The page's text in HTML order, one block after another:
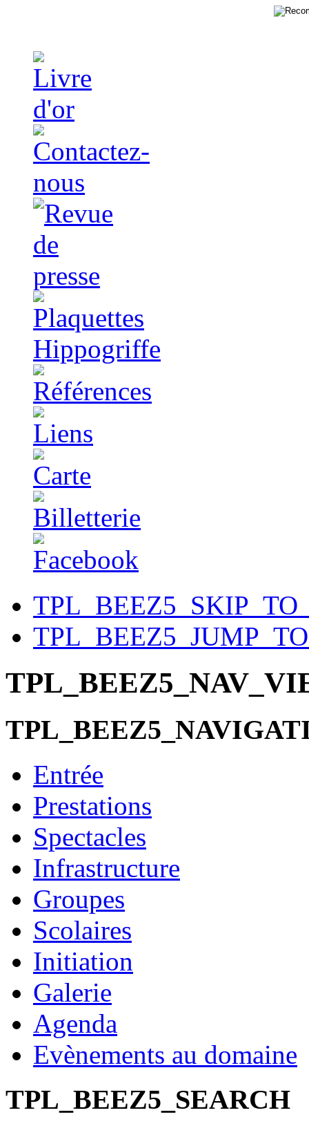
Entrée
Prestations
Spectacles
Infrastructure
Groupes
Scolaires
Initiation
Galerie
Agenda
Evènements au domaine
TPL_BEEZ5_SEARCH